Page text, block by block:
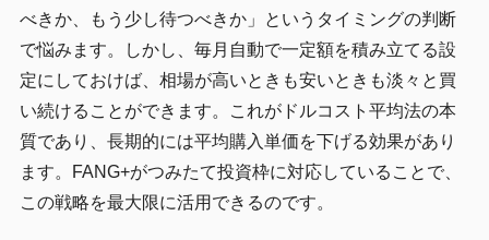
べきか、もう少し待つべきか」というタイミングの判断
で悩みます。しかし、毎月自動で一定額を積み立てる設
定にしておけば、相場が高いときも安いときも淡々と買
い続けることができます。これがドルコスト平均法の本
質であり、長期的には平均購入単価を下げる効果があり
ます。FANG+がつみたて投資枠に対応していることで、
この戦略を最大限に活用できるのです。